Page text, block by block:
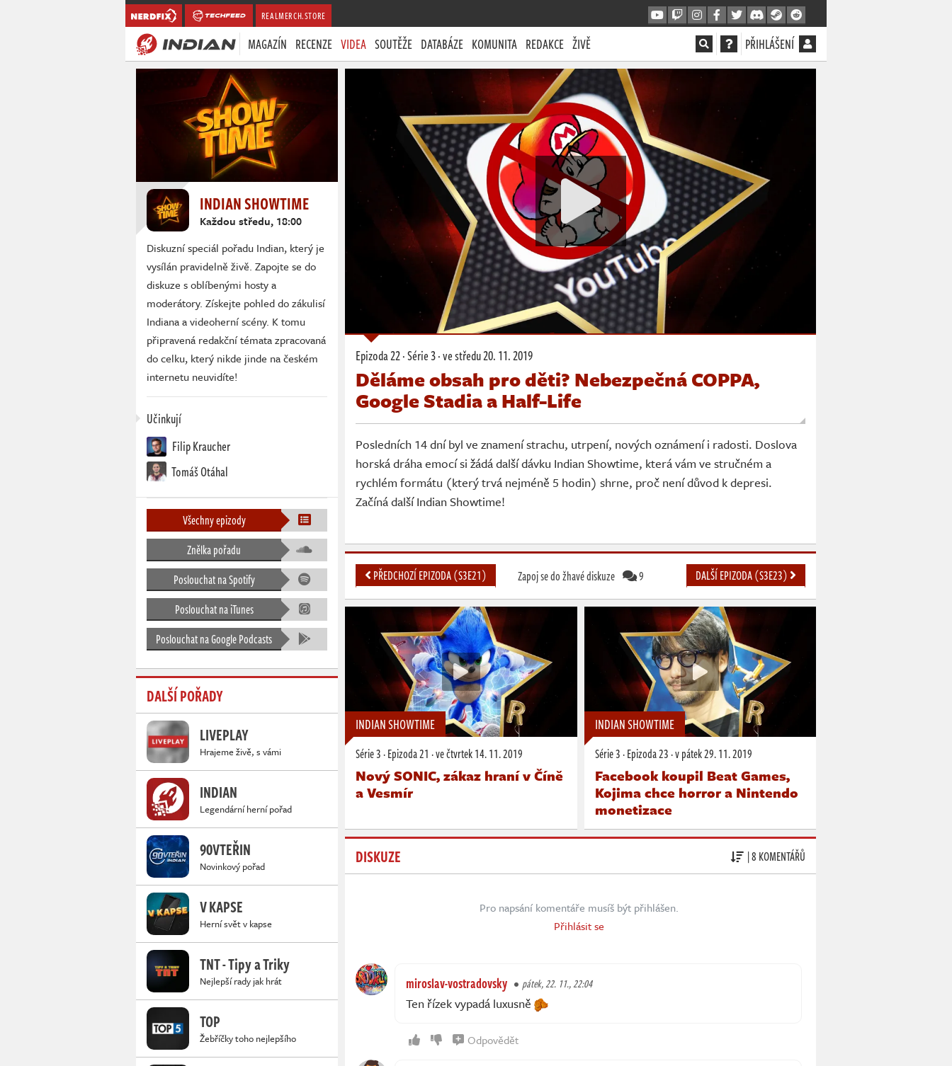
REALMERCH.STORE
MAGAZÍN RECENZE VIDEA SOUTĚŽE DATABÁZE KOMUNITA REDAKCE ŽIVĚ PŘIHLÁŠENÍ
INDIAN SHOWTIME
Každou středu, 18:00
Diskuzní speciál pořadu Indian, který je
vysílán pravidelně živě. Zapojte se do
diskuze s oblíbenými hosty a
moderátory. Získejte pohled do zákulisí
Indiana a videoherní scény. K tomu
připravená redakční témata zpracovaná
do celku, který nikde jinde na českém
internetu neuvidíte!
Učinkují
Filip Kraucher
Tomáš Otáhal
Všechny epizody
Znělka pořadu
Poslouchat na Spotify
Poslouchat na iTunes
Poslouchat na Google Podcasts
DALŠÍ POŘADY
LIVEPLAY
Hrajeme živě, s vámi
INDIAN
Legendární herní pořad
90VTEŘIN
Novinkový pořad
V KAPSE
Herní svět v kapse
TNT - Tipy a Triky
Nejlepší rady jak hrát
TOP
Žebříčky toho nejlepšího
Epizoda 22 · Série 3 ·ve středu20. 11. 2019
Děláme obsah pro děti? Nebezpečná COPPA,
Google Stadia a Half-Life
Posledních 14 dní byl ve znamení strachu, utrpení, nových oznámení i radosti. Doslova
horská dráha emocí si žádá další dávku Indian Showtime, která vám ve stručném a
rychlém formátu (který trvá nejméně 5 hodin) shrne, proč není důvod k depresi.
Začíná další Indian Showtime!
PŘEDCHOZÍ EPIZODA (S3E21) Zapoj se do žhavé diskuze 9 DALŠÍ EPIZODA (S3E23)
INDIAN SHOWTIME
Série 3·Epizoda 21 ·ve čtvrtek14. 11. 2019
Nový SONIC, zákaz hraní v Číně
a Vesmír
INDIAN SHOWTIME
Série 3·Epizoda 23·v pátek29. 11. 2019
Facebook koupil Beat Games,
Kojima chce horror a Nintendo
monetizace
DISKUZE | 8 KOMENTÁŘŮ
Pro napsání komentáře musíš být přihlášen.
Přihlásit se
miroslav-vostradovsky pátek, 22. 11., 22:04
Ten řízek vypadá luxusně
Odpovědět